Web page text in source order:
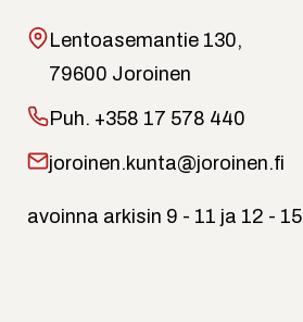
Lentoasemantie 130,
79600 Joroinen
Puh. +358 17 578 440
joroinen.kunta@joroinen.fi
avoinna arkisin 9 - 11 ja 12 - 15